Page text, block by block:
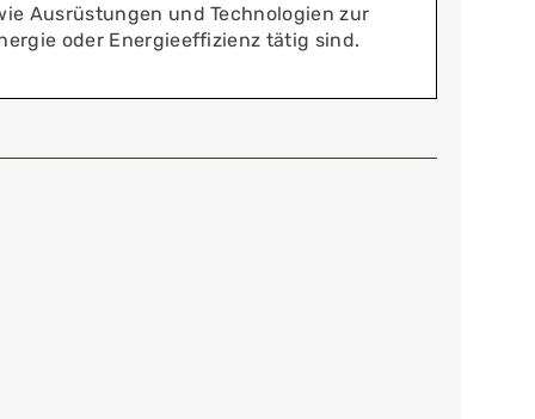
Ausrüstungen und Technologien zur
oder Energieeffizienz tätig sind.